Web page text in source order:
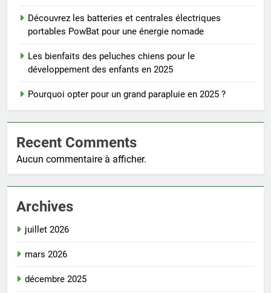
Découvrez les batteries et centrales électriques
portables PowBat pour une énergie nomade
Les bienfaits des peluches chiens pour le
développement des enfants en 2025
Pourquoi opter pour un grand parapluie en 2025 ?
Recent Comments
Aucun commentaire à afficher.
Archives
juillet 2026
mars 2026
décembre 2025